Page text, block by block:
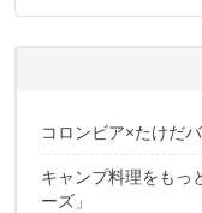
リョーワタ
コロンビア×たけだ
キャンプ料理をもっ
ーズ」